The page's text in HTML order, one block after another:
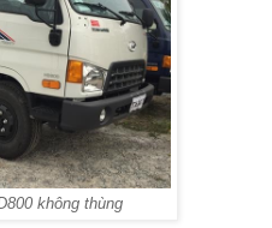
không thùng